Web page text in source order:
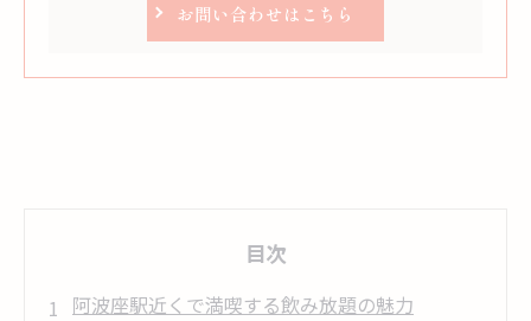
お問い合わせはこちら
目次
阿波座駅近くで満喫する飲み放題の魅力